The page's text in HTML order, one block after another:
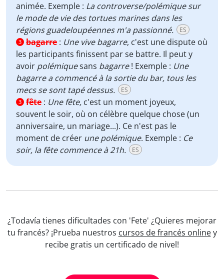
animée. Exemple : La controverse/polémique sur
le mode de vie des tortues marines dans les
régions guadeloupéennes m'a passionné.
ES
3 bagarre : Une vive bagarre, c'est une dispute où
les participants finissent par se battre. Il peut y
avoir polémiquesans bagarre! Exemple : Une
bagarre a commencé à la sortie du bar, tous les
mecs se sont tapé dessus.
ES
3 fête : Une fête, c'est un moment joyeux,
souvent le soir, où on célèbre quelque chose (un
anniversaire, un mariage...). Ce n'est pas le
moment de créer une polémique. Exemple : Ce
soir, la fête commence à 21h.
ES
¿Todavía tienes dificultades con 'Fete' ¿Quieres mejorar
tu francés? ¡Prueba nuestros cursos de francés onliney
recibe gratis un certificado de nivel!